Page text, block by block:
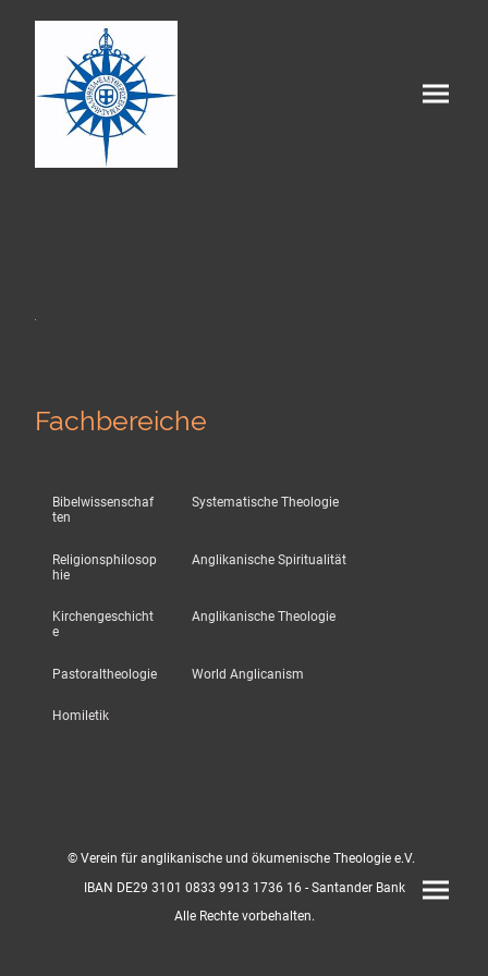
Fachbereiche
Bibelwissenschaf
ten
Systematische Theologie
Religionsphilosop
hie
Anglikanische Spiritualität
Kirchengeschicht
e
Anglikanische Theologie
Pastoraltheologie World Anglicanism
Homiletik
© Verein für anglikanische und ökumenische Theologie e.V.
IBAN DE29 3101 0833 9913 1736 16 - Santander Bank
Alle Rechte vorbehalten.